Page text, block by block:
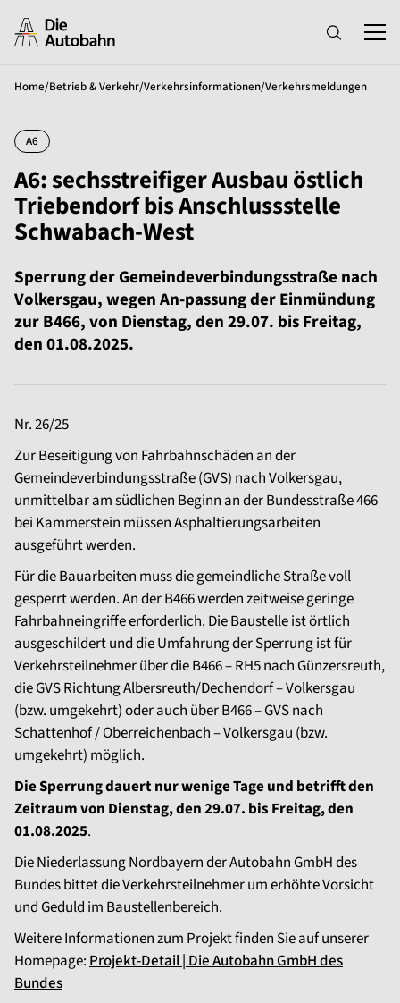
Home/Betrieb & Verkehr/Verkehrsinformationen/Verkehrsmeldungen
A6
A6: sechsstreifiger Ausbau östlich
Triebendorf bis Anschlussstelle
Schwabach-West
Sperrung der Gemeindeverbindungsstraße nach
Volkersgau, wegen An-passung der Einmündung
zur B466, von Dienstag, den 29.07. bis Freitag,
den 01.08.2025.
Nr. 26/25
Zur Beseitigung von Fahrbahnschäden an der
Gemeindeverbindungsstraße (GVS) nach Volkersgau,
unmittelbar am südlichen Beginn an der Bundesstraße 466
bei Kammerstein müssen Asphaltierungsarbeiten
ausgeführt werden.
Für die Bauarbeiten muss die gemeindliche Straße voll
gesperrt werden. An der B466 werden zeitweise geringe
Fahrbahneingriffe erforderlich. Die Baustelle ist örtlich
ausgeschildert und die Umfahrung der Sperrung ist für
Verkehrsteilnehmer über die B466 – RH5 nach Günzersreuth,
die GVS Richtung Albersreuth/Dechendorf – Volkersgau
(bzw. umgekehrt) oder auch über B466 – GVS nach
Schattenhof / Oberreichenbach – Volkersgau (bzw.
umgekehrt) möglich.
Die Sperrung dauert nur wenige Tage und betrifft den
Zeitraum von Dienstag, den 29.07. bis Freitag, den
01.08.2025.
Die Niederlassung Nordbayern der Autobahn GmbH des
Bundes bittet die Verkehrsteilnehmer um erhöhte Vorsicht
und Geduld im Baustellenbereich.
Weitere Informationen zum Projekt finden Sie auf unserer
Homepage:Projekt-Detail | Die Autobahn GmbH des
Bundes